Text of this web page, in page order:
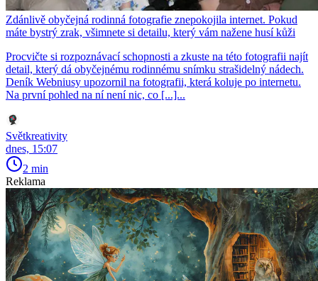
Zdánlivě obyčejná rodinná fotografie znepokojila internet. Pokud
máte bystrý zrak, všimnete si detailu, který vám nažene husí kůži
Procvičte si rozpoznávací schopnosti a zkuste na této fotografii najít
detail, který dá obyčejnému rodinnému snímku strašidelný nádech.
Deník Webniusy upozornil na fotografii, která koluje po internetu.
Na první pohled na ní není nic, co [...]...
Světkreativity
dnes, 15:07
2 min
Reklama